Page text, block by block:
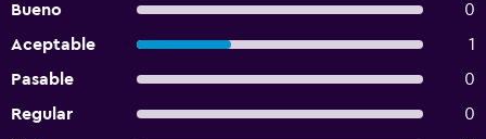
Bueno
0
Aceptable
1
Pasable
0
Regular
0